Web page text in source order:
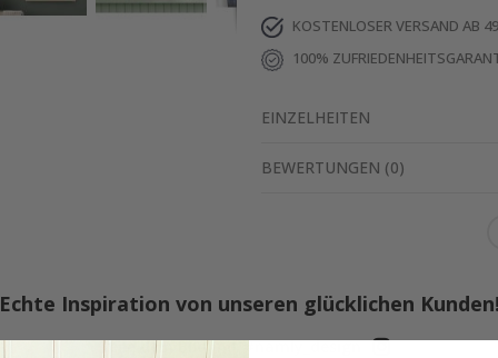
KOSTENLOSER VERSAND AB
100%
EINZELHEITEN
BEWERTUNGEN (0)
Echte Inspiration von unseren glücklichen Kunden!
Teile dein Bild mit #namly_design